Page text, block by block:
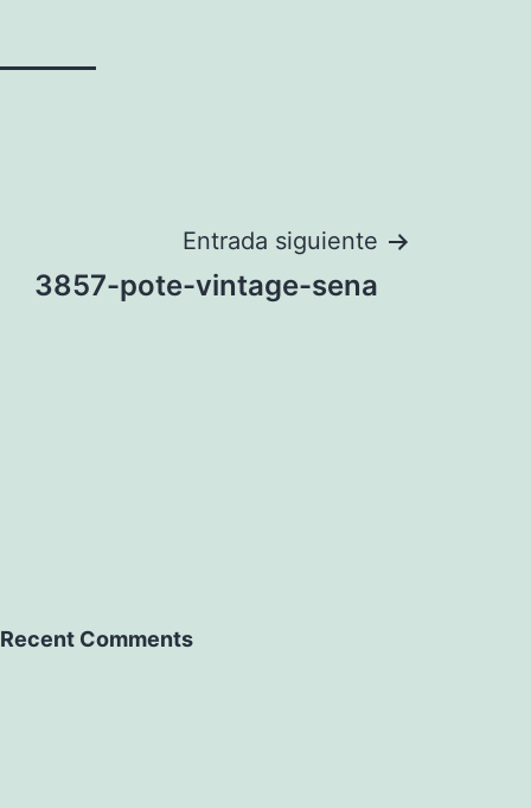
Entrada siguiente
3857-pote-vintage-sena
Recent Comments